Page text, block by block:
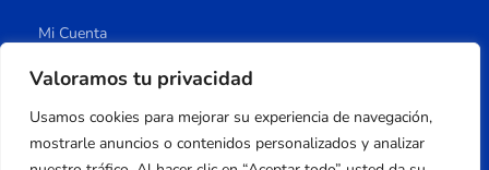
Valoramos tu privacidad
Usamos cookies para mejorar su experiencia de navegación,
mostrarle anuncios o contenidos personalizados y analizar
Mi Cuenta
Carrito
Lista De Deseos